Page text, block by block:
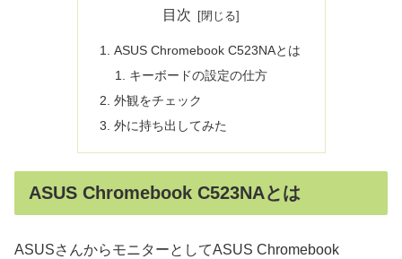
目次
ASUS Chromebook C523NAとは
キーボードの設定の仕方
外観をチェック
外に持ち出してみた
ASUS Chromebook C523NAとは
ASUSさんからモニターとしてASUS Chromebook